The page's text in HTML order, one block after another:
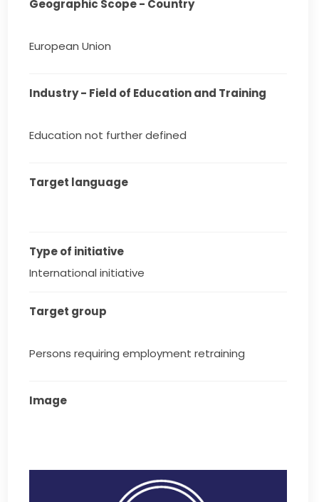
Geographic Scope - Country
European Union
Industry - Field of Education and Training
Education not further defined
Target language
Type of initiative
International initiative
Target group
Persons requiring employment retraining
Image